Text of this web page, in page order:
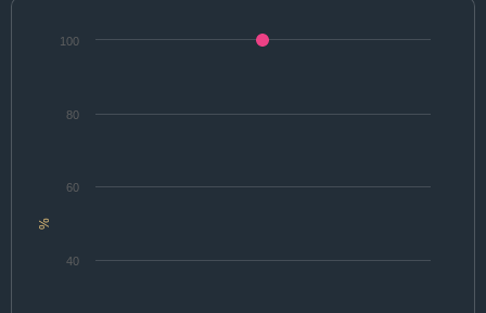
%
40
60
80
100